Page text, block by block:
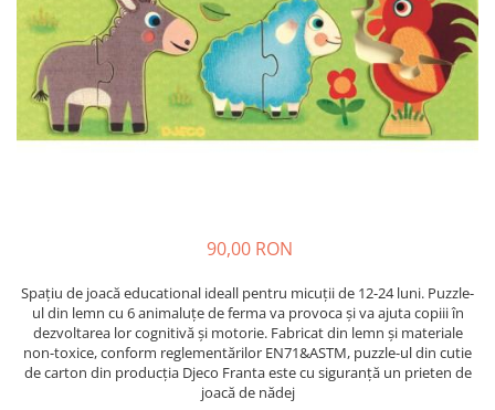
Nisip kinetic
Jucarii interactive
Proiector pentru copii
Instrumente muzicale pentru copii
Caruseluri muzicale
Banc de lucru pentru copii
Casa de papusi
Bormasina magica
Costum Halloween Copii
Papusi si Bebelusi Reborn
Cadou copii 8 ani
Cadou copii 9 ani
Cadou copii 10 ani
Cadou copii 11 ani
90,00 RON
Spaţiu de joacă educational ideall pentru micuţii de 12-24 luni. Puzzle-
ul din lemn cu 6 animaluțe de ferma va provoca și va ajuta copiii în
dezvoltarea lor cognitivă și motorie. Fabricat din lemn și materiale
non-toxice, conform reglementărilor EN71&ASTM, puzzle-ul din cutie
de carton din producția Djeco Franta este cu siguranță un prieten de
joacă de nădej